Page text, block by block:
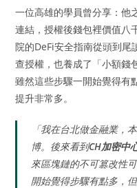
一位高雄的學員曾分享：
連結，授權後錢包裡價值八
院的DeFi安全指南從頭到
查授權，也養成了「小額錢
雖然這些步驟一開始覺得有
提升非常多。
「我在台北做金融業，
博。後來看到CH加密中
來區塊鏈的不可篡改性
開始覺得步驟有點多，